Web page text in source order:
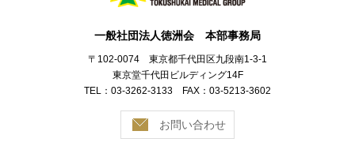
一般社団法人徳洲会 本部事務局
〒102-0074 東京都千代田区九段南1-3-1
東京堂千代田ビルディング14F
TEL：03-3262-3133 FAX：03-5213-3602
お問い合わせ